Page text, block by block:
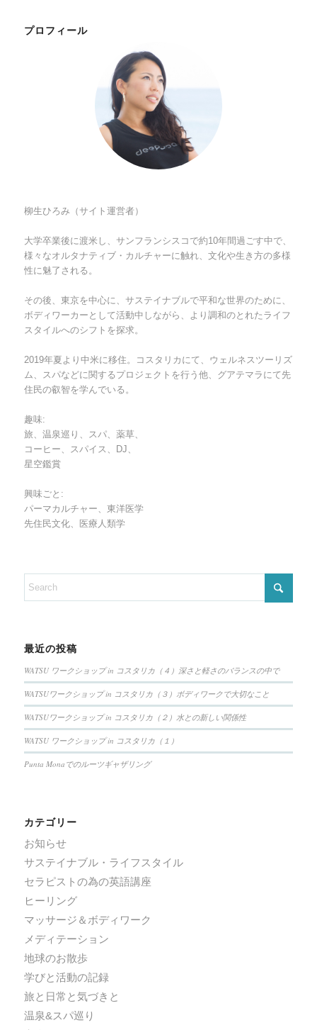
プロフィール
柳生ひろみ（サイト運営者）
大学卒業後に渡米し、サンフランシスコで約10年間過ごす中で、
様々なオルタナティブ・カルチャーに触れ、文化や生き方の多様
性に魅了される。
その後、東京を中心に、サステイナブルで平和な世界のために、
ボディワーカーとして活動中しながら、より調和のとれたライフ
スタイルへのシフトを探求。
2019年夏より中米に移住。コスタリカにて、ウェルネスツーリズ
ム、スパなどに関するプロジェクトを行う他、グアテマラにて先
住民の叡智を学んでいる。
趣味:
旅、温泉巡り、スパ、薬草、
コーヒー、スパイス、DJ、
星空鑑賞
興味ごと:
パーマカルチャー、東洋医学
先住民文化、医療人類学
最近の投稿
WATSU ワークショップ in コスタリカ（４）深さと軽さのバランスの中で
WATSUワークショップ in コスタリカ（３）ボディワークで大切なこと
WATSUワークショップ in コスタリカ（２）水との新しい関係性
WATSU ワークショップ in コスタリカ（１）
Punta Monaでのルーツギャザリング
カテゴリー
お知らせ
サステイナブル・ライフスタイル
セラピストの為の英語講座
ヒーリング
マッサージ＆ボディワーク
メディテーション
地球のお散歩
学びと活動の記録
旅と日常と気づきと
温泉&スパ巡り